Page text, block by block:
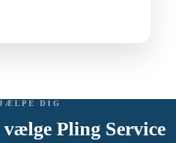
DIG
Pling Service